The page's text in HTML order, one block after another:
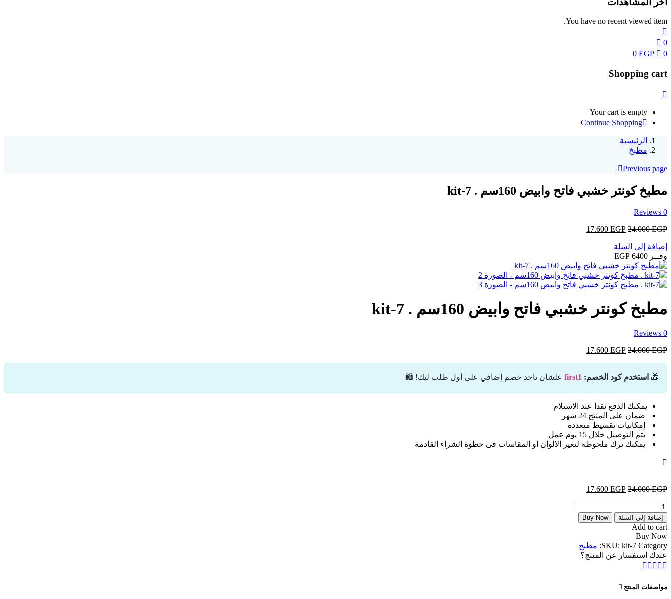
You have no recent viewed item.
0
0
0 EGP
Shopping cart
Your cart is empty
Continue Shopping
الرئيسية
مطبخ
Previous page
مطبخ كونتر خشبي فاتح وابيض 160سم . kit-7
0
24.000EGP
السعر
هو:
24.000 EGP.
17.600 EGP
إضافة إلى السلة
وفــر 6400 EGP
مطبخ كونتر خشبي فاتح وابيض 160سم . kit-7
0
24.000EGP
السعر
24.000 EGP.
17.600 EGP
17.600 EGP.
🎁 استخدم كود الخصم: first1 علشان تاخد خصم إضافي على أول طلب ليك! 🛍️
يمكنك الدفع نقدا عند الاستلام
ضمان على المنتج 24 شهر
إمكانيات تقسيط متعددة
يتم التوصيل خلال 15 يوم عمل
يمكنك ترك ملحوظة لتغير الالوان او المقاسات فى خطوة الشراء القادمة
24.000EGP
السعر
24.000 EGP.
17.600 EGP
17.600 EGP.
كمية
مطبخ
كونتر
خشبي
فاتح
وابيض
160سم
.
7
إضافة إلى السلة Buy Now
Add to cart
Buy Now
SKU: kit-7 Category:
مطبخ
عندك استفسار عن المنتج؟
مواصفات المنتج